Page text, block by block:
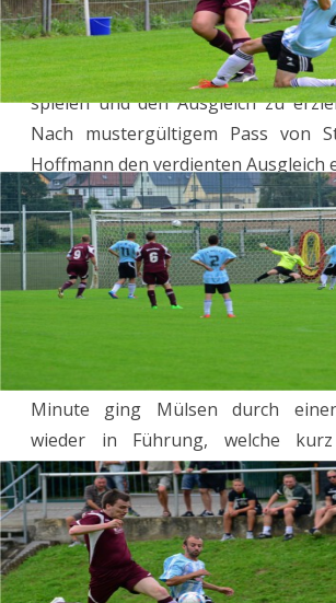
Klärungsversuch von Hendel ins
Hirschfeld war jedoch vom
geschockt und versuchte
spielen und den Ausgleich zu
Nach mustergültigem Pass von
Hoffmann den verdienten Ausgleich
Es folgte noch eine große Chance
dessen Lupfer der Torhüter
und ein Foul an Heymann,
Strafraum war, vom überforderten
mit einem Freistoß geahndet
Gegenseite musste Hirschfeld
die nächsten Gegentreffer
Minute ging Mülsen durch
wieder in Führung, welche
ausgebaut wurde – abermals durch
Eigentor (Heymann, 28.).
In der zweiten Hälfte ließen die
Seiten nach. Da Hirschfeld